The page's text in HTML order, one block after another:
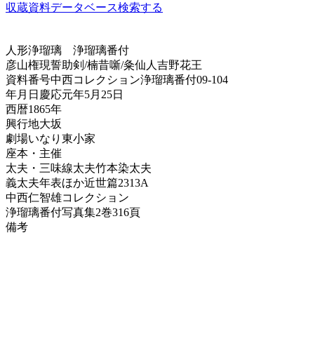
収蔵資料データベース検索する
人形浄瑠璃 浄瑠璃番付
彦山権現誓助剣/楠昔噺/粂仙人吉野花王
資料番号中西コレクション浄瑠璃番付09-104
年月日 慶応元年5月25日
西暦1865年
興行地大坂
劇場いなり東小家
座本・主催
太夫・三味線太夫竹本染太夫
義太夫年表ほか近世篇2313A
中西仁智雄コレクション
浄瑠璃番付写真集2巻316頁
備考